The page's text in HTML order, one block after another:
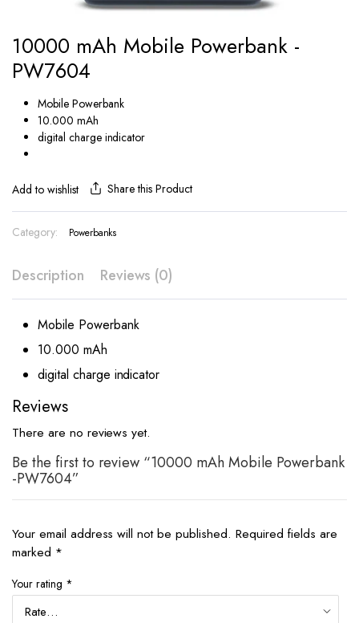
10000 mAh Mobile Powerbank -
PW7604
Mobile Powerbank
10.000 mAh
digital charge indicator
Add to wishlist Share this Product
Category: Powerbanks
Description Reviews (0)
Mobile Powerbank
10.000 mAh
digital charge indicator
Reviews
There are no reviews yet.
Be the first to review “10000 mAh Mobile Powerbank
-PW7604”
Your email address will not be published. Required fields are
marked *
Your rating *